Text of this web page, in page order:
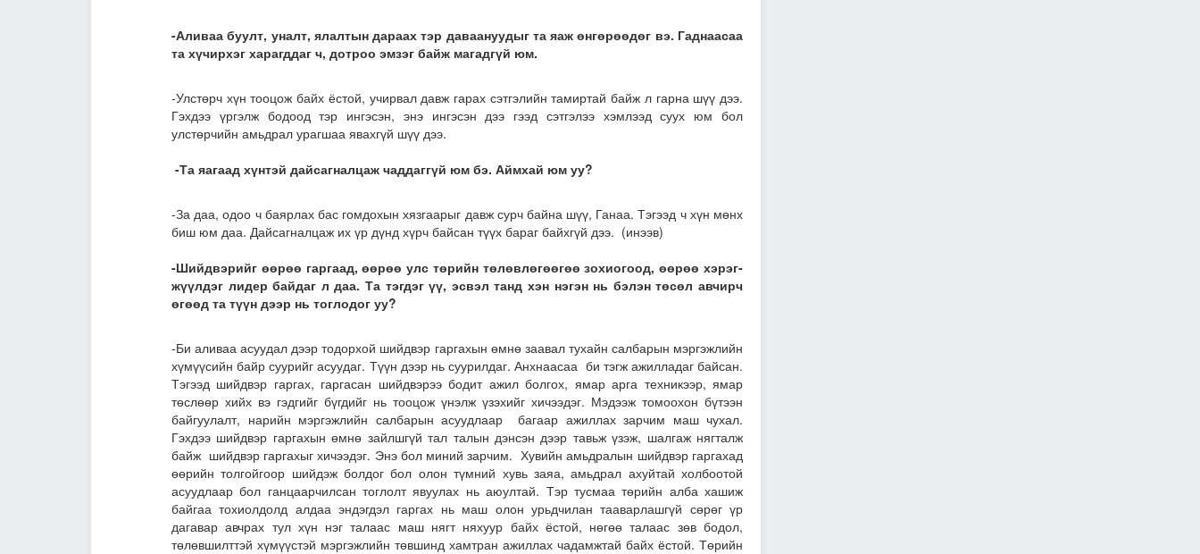
-Аливаа буулт, уналт, ялалтын дараах тэр даваануудыг та яаж өнгөрөөдөг вэ. Гаднаасаа
та хүчирхэг харагддаг ч, дотроо эмзэг байж магадгүй юм.
-Улстөрч хүн тооцож байх ёстой, учирвал давж гарах сэтгэлийн тамиртай байж л гарна шүү дээ.
Гэхдээ үргэлж бодоод тэр ингэсэн, энэ ингэсэн дээ гээд сэтгэлээ хэмлээд суух юм бол
улстөрчийн амьдрал урагшаа явахгүй шүү дээ.
-Та яагаад хүнтэй дайсагнал­цаж чаддаггүй юм бэ. Аймхай юм уу?
-За даа, одоо ч баярлах бас гом­дохын хязгаарыг давж сурч байна шүү, Ганаа. Тэгээд ч хүн мөнх
биш юм даа. Дайсагналцаж их үр дүнд хүрч байсан түүх бараг байхгүй дээ. (инээв)
-Шийдвэрийг өөрөө гаргаад, өөрөө улс төрийн төлөвлөгөө­гөө зохиогоод, өөрөө хэрэг­
жүүлдэг лидер байдаг л даа. Та тэгдэг үү, эсвэл танд хэн нэгэн нь бэлэн төсөл авчирч
өгөөд та түүн дээр нь тоглодог уу?
-Би аливаа асуудал дээр тодор­хой шийдвэр гаргахын өмнө заавал тухайн салбарын мэргэжлийн
хүмүүсийн байр суурийг асуудаг. Түүн дээр нь суурилдаг. Анхнаасаа би тэгж ажилладаг байсан.
Тэгээд шийдвэр гаргах, гаргасан шийдвэрээ бодит ажил болгох, ямар арга техникээр, ямар
төслөөр хийх вэ гэдгийг бүгдийг нь тооцож үнэлж үзэхийг хичээдэг. Мэдээж томоохон бүтээн
байгуулалт, нарийн мэргэж­лийн салбарын асуудлаар багаар ажиллах зарчим маш чухал.
Гэхдээ шийдвэр гаргахын өмнө зайлшгүй тал талын дэнсэн дээр тавьж үзэж, шалгаж нягталж
байж шийдвэр гаргахыг хичээдэг. Энэ бол миний зарчим. Хувийн амьдралын шийдвэр гаргахад
өөрийн толгойгоор шийдэж болдог бол олон түмний хувь заяа, амьдрал ахуйтай холбоотой
асуудлаар бол ганцаар­чилсан тоглолт явуулах нь аюултай. Тэр тусмаа төрийн алба хашиж
байгаа тохиолдолд алдаа эндэгдэл гаргах нь маш олон урьдчилан тааварлашгүй сөрөг үр
дагавар авчрах тул хүн нэг талаас маш нягт няхуур байх ёстой, нөгөө талаас зөв бодол,
төлөвшилт­тэй хүмүүстэй мэргэжлийн төвшинд хамтран ажиллах чадамжтай байх ёстой. Төрийн